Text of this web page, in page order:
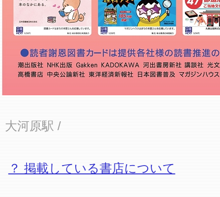
大河原駅 /
？ 掲載している書店について